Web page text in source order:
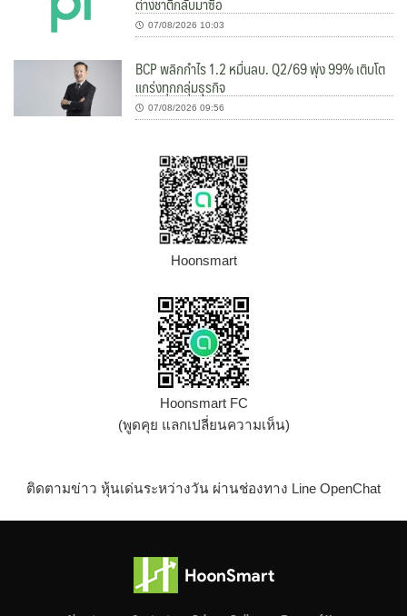
07/08/2026 10:03
BCP พลิกกำไร 1.2 หมื่นลบ. Q2/69 พุ่ง 99% เติบโต
แกร่งทุกกลุ่มธุรกิจ
07/08/2026 09:56
Hoonsmart
Hoonsmart FC
(พูดคุย แลกเปลี่ยนความเห็น)
ติดตามข่าว หุ้นเด่นระหว่างวัน ผ่านช่องทาง Line OpenChat